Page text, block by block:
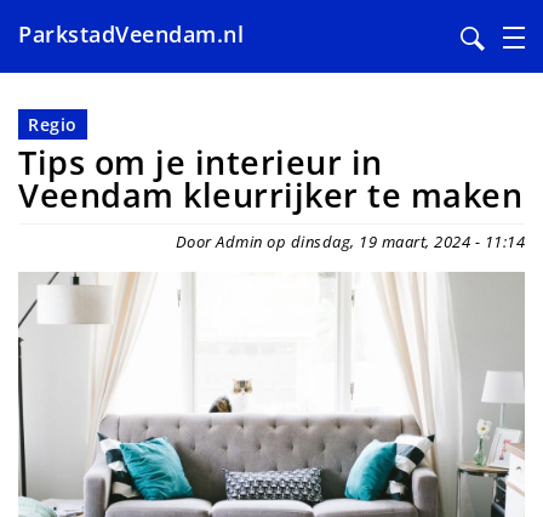
en
naar
inhoud
ParkstadVeendam.nl
Regio
Tips om je interieur in
Veendam kleurrijker te maken
Door Admin op dinsdag, 19 maart, 2024 - 11:14